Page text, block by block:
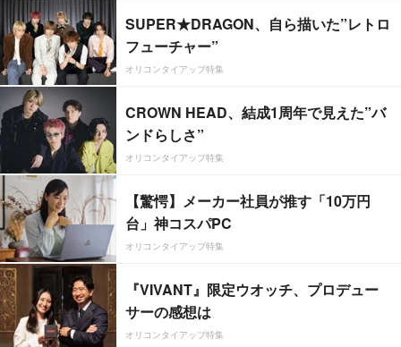
SUPER★DRAGON、自ら描いた”レトロ
フューチャー”
オリコンタイアップ特集
CROWN HEAD、結成1周年で見えた”バ
ンドらしさ”
オリコンタイアップ特集
【驚愕】メーカー社員が推す「10万円
台」神コスパPC
オリコンタイアップ特集
『VIVANT』限定ウオッチ、プロデュー
サーの感想は
オリコンタイアップ特集